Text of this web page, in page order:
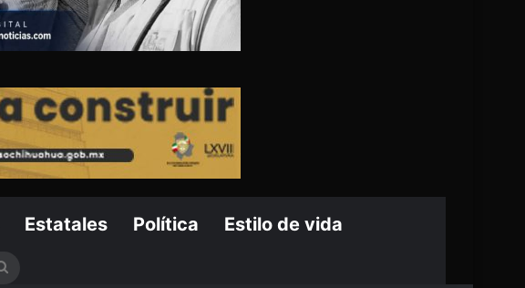
Estatales Política Estilo de vida
Search